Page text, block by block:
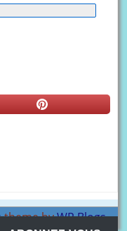
theme byWP Blogs